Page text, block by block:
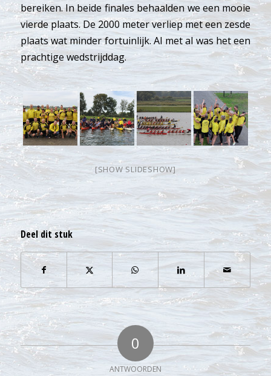
bereiken. In beide finales behaalden we een mooie
vierde plaats. De 2000 meter verliep met een zesde
plaats wat minder fortuinlijk. Al met al was het een
prachtige wedstrijddag.
[SHOW SLIDESHOW]
Deel dit stuk
0
ANTWOORDEN